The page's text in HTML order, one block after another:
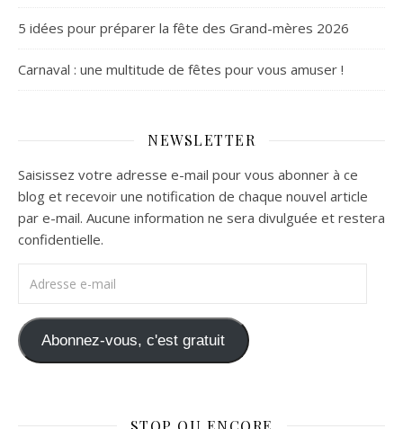
5 idées pour préparer la fête des Grand-mères 2026
Carnaval : une multitude de fêtes pour vous amuser !
NEWSLETTER
Saisissez votre adresse e-mail pour vous abonner à ce
blog et recevoir une notification de chaque nouvel article
par e-mail. Aucune information ne sera divulguée et restera
confidentielle.
Abonnez-vous, c'est gratuit